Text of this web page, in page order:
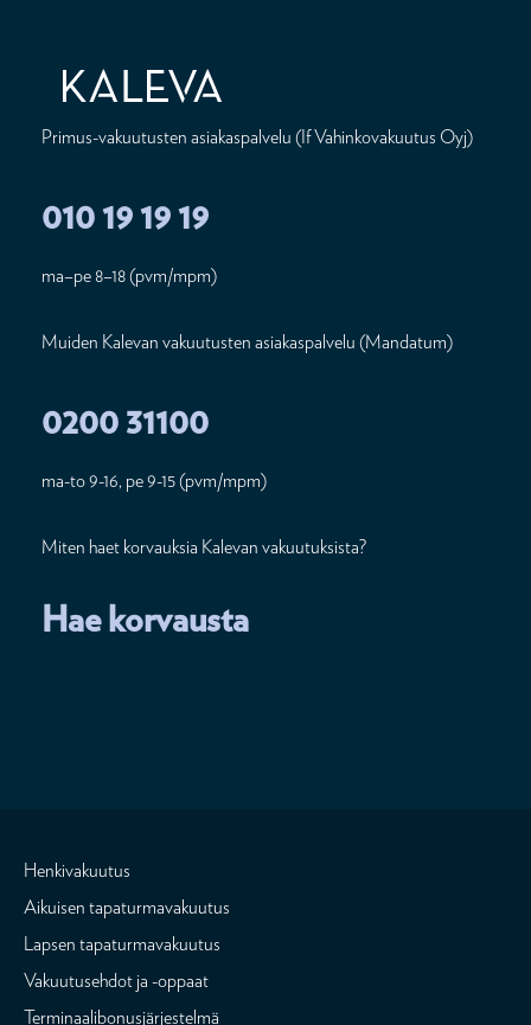
Primus-vakuutusten asiakaspalvelu (If Vahinkovakuutus Oyj)
010 19 19 19
ma–pe 8–18 (pvm/mpm)
Muiden Kalevan vakuutusten asiakaspalvelu (Mandatum)
0200 31100
ma-to 9-16, pe 9-15 (pvm/mpm)
Miten haet korvauksia Kalevan vakuutuksista?
Hae korvausta
Henkivakuutus
Aikuisen tapaturmavakuutus
Lapsen tapaturmavakuutus
Vakuutusehdot ja -oppaat
Terminaalibonusjärjestelmä